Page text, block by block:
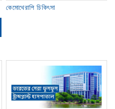
কেমোথেরাপি চিকিৎসা